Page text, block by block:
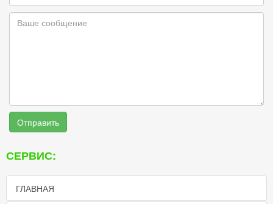
Отправить
СЕРВИС:
ГЛАВНАЯ